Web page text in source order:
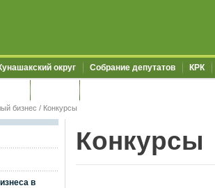
округ Собрание депутатов КРК
бизнес / Конкурсы
в
Конкурсы